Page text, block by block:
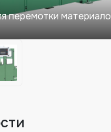
перемотки